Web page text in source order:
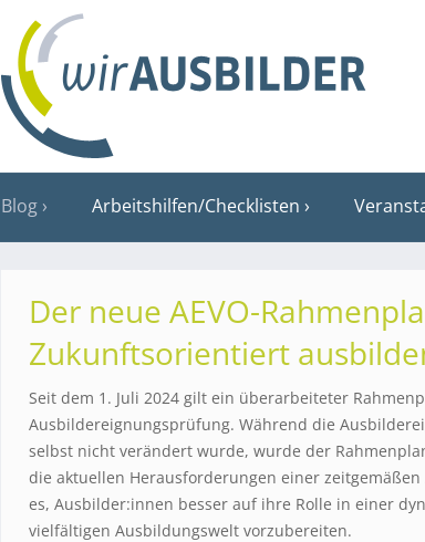
Blog Arbeitshilfen/Checklisten
Der neue AEVO-
Zukunftsorientiert
Seit dem 1. Juli 2024 gilt ein überarbeiteter
Ausbildereignungsprüfung. Während die
selbst nicht verändert wurde, wurde der
die aktuellen Herausforderungen einer
es, Ausbilder:innen besser auf ihre Rolle in einer
vielfältigen Ausbildungswelt vorzubereiten.